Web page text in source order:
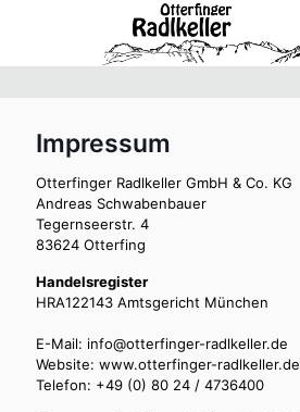
Impressum
Otterfinger Radlkeller GmbH & Co. KG
Andreas Schwabenbauer
Tegernseerstr. 4
83624 Otterfing
Handelsregister
HRA122143 Amtsgericht München
E-Mail: info@otterfinger-radlkeller.de
Website: www.otterfinger-radlkeller.de
Telefon: +49 (0) 80 24 / 4736400